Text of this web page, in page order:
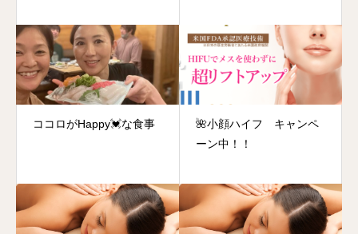
ココロがHappy💓な食事
🌺小顔ハイフ キャンペ
ーン中！！